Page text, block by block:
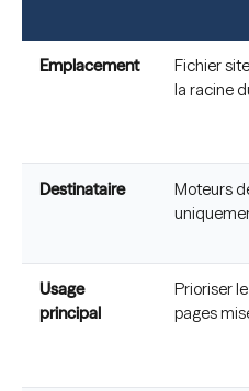
Emplacement
Fichier
la racine
Destinataire
Moteurs
Usage
principal
Prioriser
pages